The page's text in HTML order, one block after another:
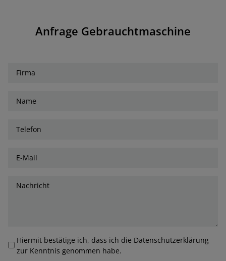
Anfrage Gebrauchtmaschine
Hiermit bestätige ich, dass ich die Datenschutzerklärung
zur Kenntnis genommen habe.